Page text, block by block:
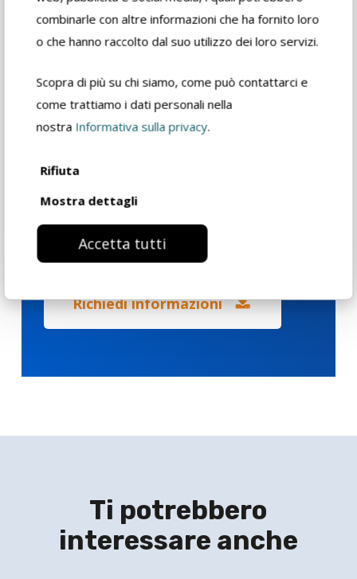
combinarle con altre informazioni che ha fornito loro
o che hanno raccolto dal suo utilizzo dei loro servizi.
Scopra di più su chi siamo, come può contattarci e
come trattiamo i dati personali nella
nostra Informativa sulla privacy.
Rifiuta
Mostra dettagli
Accetta tutti
Download
Scheda di
sicurezza
Scheda tecnica
Catalogo prodotto
Richiedi informazioni
Ti potrebbero
interessare anche